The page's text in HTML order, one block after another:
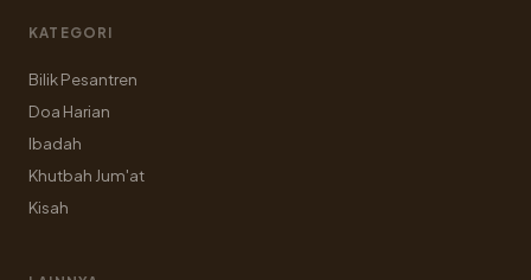
KATEGORI
Bilik Pesantren
Doa Harian
Ibadah
Khutbah Jum'at
Kisah